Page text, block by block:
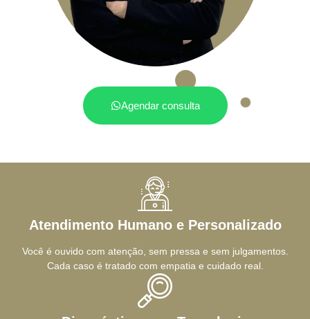
Agendar consulta
Atendimento Humano e Personalizado
Você é ouvido com atenção, sem pressa e sem julgamentos.
Cada caso é tratado com empatia e cuidado real.